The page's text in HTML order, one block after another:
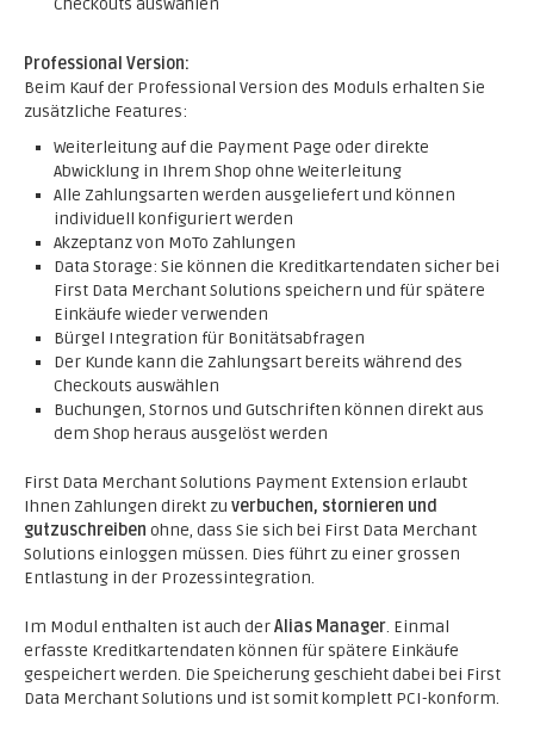
Checkouts auswählen
Professional Version:
Beim Kauf der Professional Version des Moduls erhalten Sie
zusätzliche Features:
Weiterleitung auf die Payment Page oder direkte
Abwicklung in Ihrem Shop ohne Weiterleitung
Alle Zahlungsarten werden ausgeliefert und können
individuell konfiguriert werden
Akzeptanz von MoTo Zahlungen
Data Storage: Sie können die Kreditkartendaten sicher bei
First Data Merchant Solutions speichern und für spätere
Einkäufe wieder verwenden
Bürgel Integration für Bonitätsabfragen
Der Kunde kann die Zahlungsart bereits während des
Checkouts auswählen
Buchungen, Stornos und Gutschriften können direkt aus
dem Shop heraus ausgelöst werden
First Data Merchant Solutions Payment Extension erlaubt
Ihnen Zahlungen direkt zu verbuchen, stornieren und
gutzuschreiben ohne, dass Sie sich bei First Data Merchant
Solutions einloggen müssen. Dies führt zu einer grossen
Entlastung in der Prozessintegration.
Im Modul enthalten ist auch derAlias Manager. Einmal
erfasste Kreditkartendaten können für spätere Einkäufe
gespeichert werden. Die Speicherung geschieht dabei bei First
Data Merchant Solutions und ist somit komplett PCI-konform.